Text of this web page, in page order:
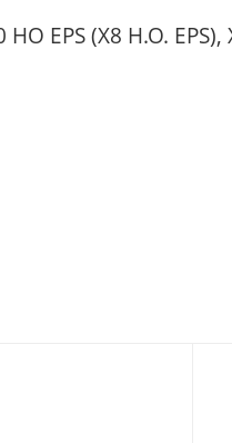
EPS (X8 H.O. EPS),